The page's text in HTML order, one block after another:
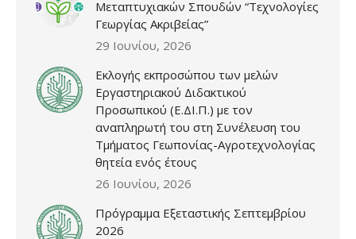
Μεταπτυχιακών Σπουδών “Τεχνολογίες
Γεωργίας Ακριβείας”
29 Ιουνίου, 2026
Εκλογής εκπροσώπου των μελών
Εργαστηριακού Διδακτικού
Προσωπικού (Ε.ΔΙ.Π.) με τον
αναπληρωτή του στη Συνέλευση του
Τμήματος Γεωπονίας-Αγροτεχνολογίας
θητεία ενός έτους
26 Ιουνίου, 2026
Πρόγραμμα Εξεταστικής Σεπτεμβρίου
2026